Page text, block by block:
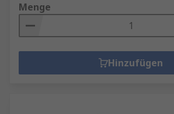
Menge
Hinzufügen